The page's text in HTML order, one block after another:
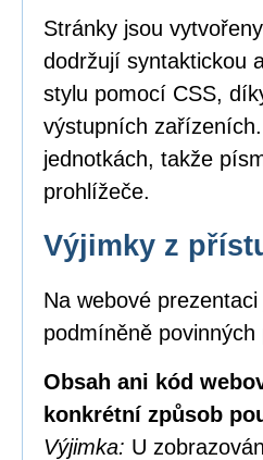
Stránky jsou
dodržují syntaktickou
stylu pomocí CSS,
výstupních
jednotkách, takže
prohlížeče.
Výjimky z
Na webové
podmíněně povinných
Obsah ani kód
konkrétní způsob
Výjimka: U